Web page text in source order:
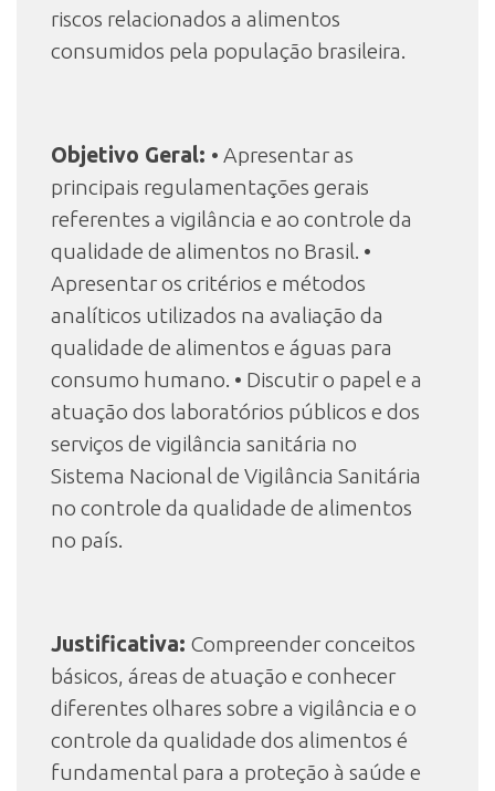
riscos relacionados a alimentos
consumidos pela população brasileira.
Objetivo Geral: • Apresentar as
principais regulamentações gerais
referentes a vigilância e ao controle da
qualidade de alimentos no Brasil. •
Apresentar os critérios e métodos
analíticos utilizados na avaliação da
qualidade de alimentos e águas para
consumo humano. • Discutir o papel e a
atuação dos laboratórios públicos e dos
serviços de vigilância sanitária no
Sistema Nacional de Vigilância Sanitária
no controle da qualidade de alimentos
no país.
Justificativa: Compreender conceitos
básicos, áreas de atuação e conhecer
diferentes olhares sobre a vigilância e o
controle da qualidade dos alimentos é
fundamental para a proteção à saúde e